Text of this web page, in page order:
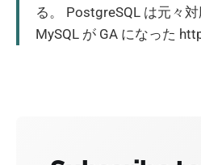
る。 PostgreSQL は元々
MySQL が GA になった